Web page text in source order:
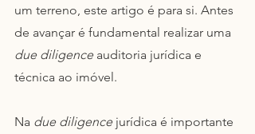
um terreno, este artigo é para si. Antes
de avançar é fundamental realizar uma
due diligence auditoria jurídica e
técnica ao imóvel.
Na due diligence jurídica é importante